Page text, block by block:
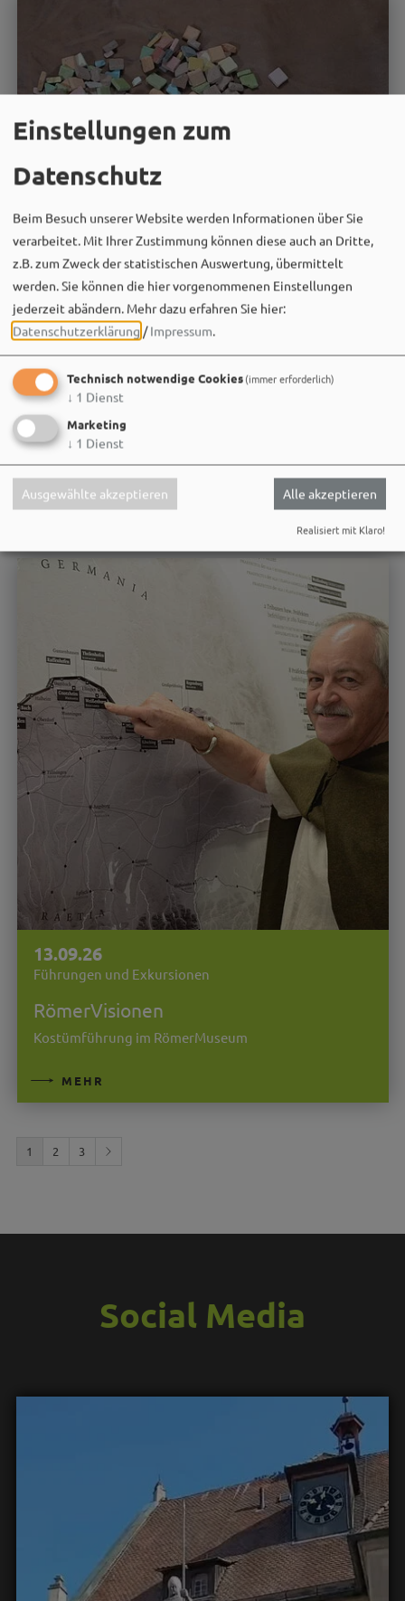
09.09.26
Kinderveranstaltung
Kinderferienprogramm
Spielen wie die Römer - Führung und Workshop Mosaik
MEHR
13.09.26
Führungen und Exkursionen
RömerVisionen
Kostümführung im RömerMuseum
MEHR
1 2 3
Social Media
Einstellungen zum
Datenschutz
Beim Besuch unserer Website werden Informationen über Sie
verarbeitet. Mit Ihrer Zustimmung können diese auch an Dritte,
z.B. zum Zweck der statistischen Auswertung, übermittelt
werden. Sie können die hier vorgenommenen Einstellungen
jederzeit abändern. Mehr dazu erfahren Sie hier:
Datenschutzerklärung /Impressum.
Technisch notwendige Cookies(immer erforderlich)
↓ 1 Dienst
Marketing
↓ 1 Dienst
Ausgewählte akzeptieren Alle akzeptieren
Realisiert mit Klaro!